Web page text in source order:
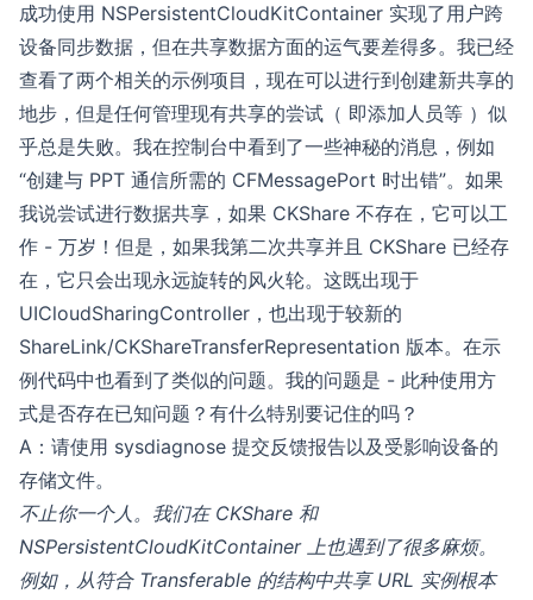
成功使用 NSPersistentCloudKitContainer 实现了用户跨
设备同步数据，但在共享数据方面的运气要差得多。我已经
查看了两个相关的示例项目，现在可以进行到创建新共享的
地步，但是任何管理现有共享的尝试（ 即添加人员等 ）似
乎总是失败。我在控制台中看到了一些神秘的消息，例如
“创建与 PPT 通信所需的 CFMessagePort 时出错”。如果
我说尝试进行数据共享，如果 CKShare 不存在，它可以工
作 - 万岁！但是，如果我第二次共享并且 CKShare 已经存
在，它只会出现永远旋转的风火轮。这既出现于
UICloudSharingController，也出现于较新的
ShareLink/CKShareTransferRepresentation 版本。在示
例代码中也看到了类似的问题。我的问题是 - 此种使用方
式是否存在已知问题？有什么特别要记住的吗？
A：请使用 sysdiagnose 提交反馈报告以及受影响设备的
存储文件。
不止你一个人。我们在 CKShare 和
NSPersistentCloudKitContainer 上也遇到了很多麻烦。
例如，从符合 Transferable 的结构中共享 URL 实例根本